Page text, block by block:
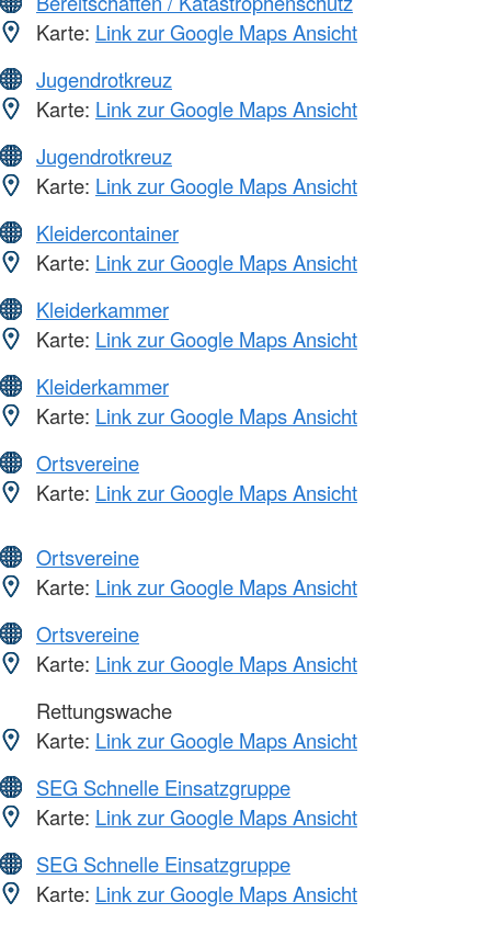
Karte: Link zur Google Maps Ansicht
Jugendrotkreuz
Karte: Link zur Google Maps Ansicht
Jugendrotkreuz
Karte: Link zur Google Maps Ansicht
Kleidercontainer
Karte: Link zur Google Maps Ansicht
Kleiderkammer
Karte: Link zur Google Maps Ansicht
Kleiderkammer
Karte: Link zur Google Maps Ansicht
Ortsvereine
Karte: Link zur Google Maps Ansicht
Ortsvereine
Karte: Link zur Google Maps Ansicht
Ortsvereine
Karte: Link zur Google Maps Ansicht
Rettungswache
Karte: Link zur Google Maps Ansicht
SEG Schnelle Einsatzgruppe
Karte: Link zur Google Maps Ansicht
SEG Schnelle Einsatzgruppe
Karte: Link zur Google Maps Ansicht